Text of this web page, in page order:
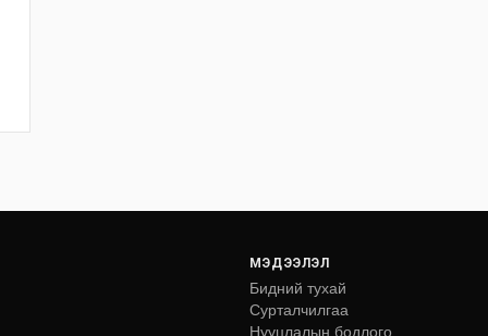
МЭДЭЭЛЭЛ
Бидний тухай
Сурталчилгаа
Нууцлалын бодлого